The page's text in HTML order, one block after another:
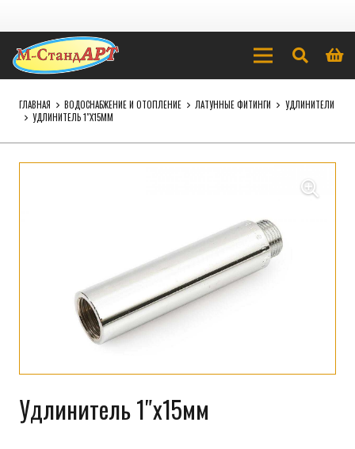
ГЛАВНАЯ ВОДОСНАБЖЕНИЕ И ОТОПЛЕНИЕ ЛАТУННЫЕ ФИТИНГИ
УДЛИНИТЕЛИ
УДЛИНИТЕЛЬ 1″Х15ММ
Удлинитель 1″х15мм